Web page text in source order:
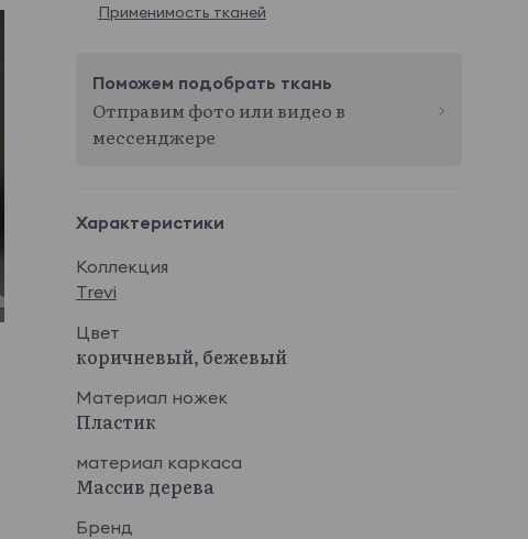
Применимость тканей
Поможем подобрать ткань
Отправим фото или видео в
мессенджере
Характеристики
Коллекция
Trevi
Цвет
коричневый, бежевый
Материал ножек
Пластик
материал каркаса
Массив дерева
Бренд